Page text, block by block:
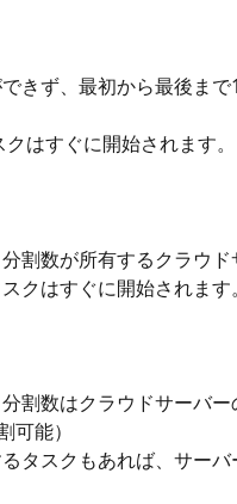
きず、最初から最後ま
はすぐに開始されます。
割数が所有するクラウド
クはすぐに開始されます。
割数はクラウドサーバ
可能）
タスクもあれば、サー